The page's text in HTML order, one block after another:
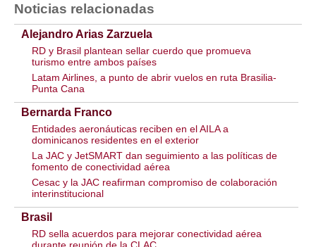
Noticias relacionadas
Alejandro Arias Zarzuela
RD y Brasil plantean sellar cuerdo que promueva
turismo entre ambos países
Latam Airlines, a punto de abrir vuelos en ruta Brasilia-
Punta Cana
Bernarda Franco
Entidades aeronáuticas reciben en el AILA a
dominicanos residentes en el exterior
La JAC y JetSMART dan seguimiento a las políticas de
fomento de conectividad aérea
Cesac y la JAC reafirman compromiso de colaboración
interinstitucional
Brasil
RD sella acuerdos para mejorar conectividad aérea